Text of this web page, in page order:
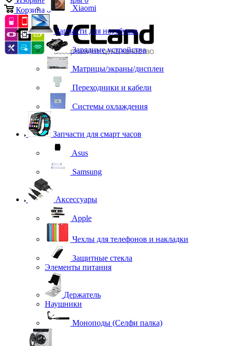
Корзина 0 Xiaomi
Запчасти для ноутбуков
Зарядные устройства
Матрицы/экраны/дисплеи
Переходники и кабели
Системы охлаждения
Запчасти для смарт часов
Asus
Samsung
Аксессуары
Apple
Чехлы для телефонов и накладки
Защитные стекла
Элементы питания
Держатель
Наушники
Моноподы (Селфи палка)